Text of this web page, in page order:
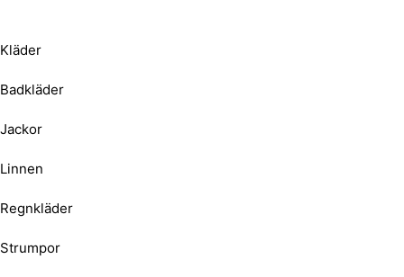
Kläder
Badkläder
Jackor
Linnen
Regnkläder
Strumpor